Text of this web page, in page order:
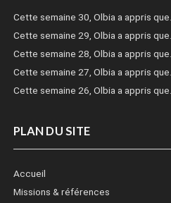
Cette semaine 30, Olbia a appris que…
Cette semaine 29, Olbia a appris que…
Cette semaine 28, Olbia a appris que…
Cette semaine 27, Olbia a appris que…
Cette semaine 26, Olbia a appris que…
PLAN DU SITE
Accueil
Missions & références